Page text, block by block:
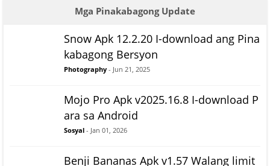
Mga Pinakabagong Update
Snow Apk 12.2.20 I-download ang Pina
kabagong Bersyon
Photography - Jun 21, 2025
Mojo Pro Apk v2025.16.8 I-download P
ara sa Android
Sosyal - Jan 01, 2026
Benji Bananas Apk v1.57 Walang limit